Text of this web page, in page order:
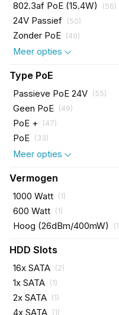
802.3af PoE (15.4W) (56)
24V Passief (50)
Zonder PoE (49)
Meer opties
Type PoE
Passieve PoE 24V (55)
Geen PoE (49)
PoE + (47)
PoE (33)
Meer opties
Vermogen
1000 Watt (1)
600 Watt (1)
Hoog (26dBm/400mW) (1
HDD Slots
16x SATA (2)
1x SATA (1)
2x SATA (1)
4x SATA (1)